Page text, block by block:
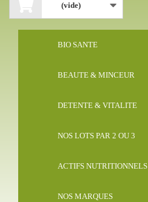
(vide)
BIO SANTE
BEAUTE & MINCEUR
DETENTE & VITALITE
NOS LOTS PAR 2 OU 3
ACTIFS NUTRITIONNELS
NOS MARQUES